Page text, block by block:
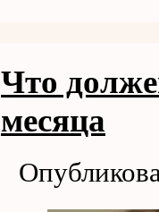
Что
месяца